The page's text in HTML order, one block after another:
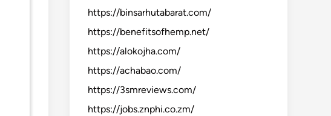
https://binsarhutabarat.com/
https://benefitsofhemp.net/
https://alokojha.com/
https://achabao.com/
https://3smreviews.com/
https://jobs.znphi.co.zm/